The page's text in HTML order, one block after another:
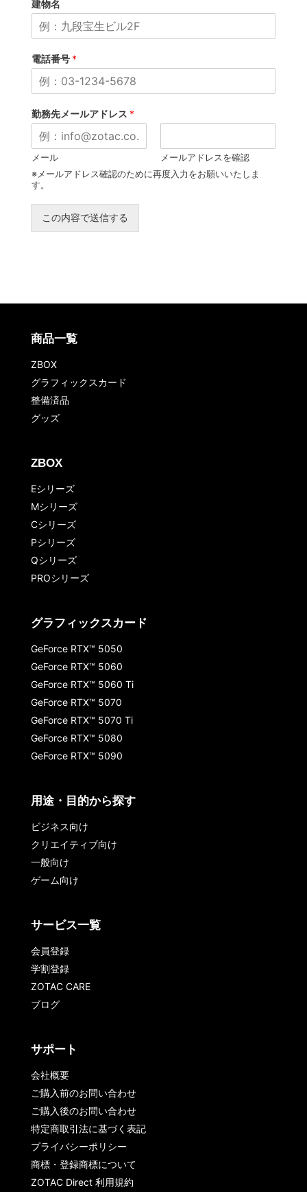
建物名
電話番号 *
勤務先メールアドレス *
メール
メールアドレスを確認
※メールアドレス確認のために再度入力をお願いいたしま
す。
この内容で送信する
商品一覧
ZBOX
グラフィックスカード
整備済品
グッズ
ZBOX
Eシリーズ
Mシリーズ
Cシリーズ
Pシリーズ
Qシリーズ
PROシリーズ
グラフィックスカード
GeForce RTX™ 5050
GeForce RTX™ 5060
GeForce RTX™ 5060 Ti
GeForce RTX™ 5070
GeForce RTX™ 5070 Ti
GeForce RTX™ 5080
GeForce RTX™ 5090
用途・目的から探す
ビジネス向け
クリエイティブ向け
一般向け
ゲーム向け
サービス一覧
会員登録
学割登録
ZOTAC CARE
ブログ
サポート
会社概要
ご購入前のお問い合わせ
ご購入後のお問い合わせ
特定商取引法に基づく表記
プライバシーポリシー
商標・登録商標について
ZOTAC Direct 利用規約